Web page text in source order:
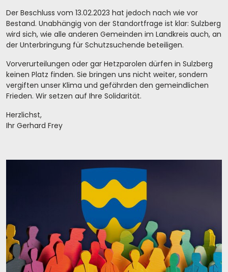
Der Beschluss vom 13.02.2023 hat jedoch nach wie vor
Bestand. Unabhängig von der Standortfrage ist klar: Sulzberg
wird sich, wie alle anderen Gemeinden im Landkreis auch, an
der Unterbringung für Schutzsuchende beteiligen.
Vorverurteilungen oder gar Hetzparolen dürfen in Sulzberg
keinen Platz finden. Sie bringen uns nicht weiter, sondern
vergiften unser Klima und gefährden den gemeindlichen
Frieden. Wir setzen auf Ihre Solidarität.
Herzlichst,
Ihr Gerhard Frey